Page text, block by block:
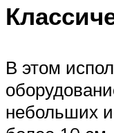
В этом
небольших